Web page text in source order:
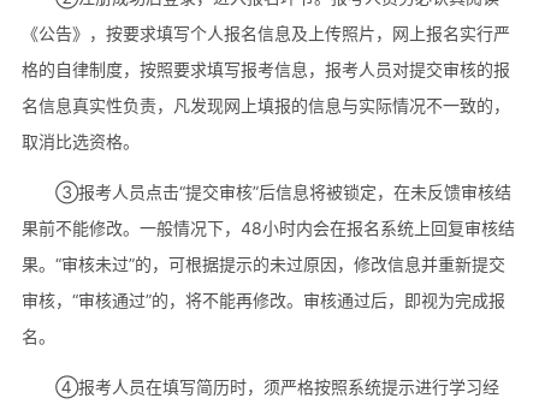
《公告》，按要求填写个人报名信息及上传照片，网上报名实行严
格的自律制度，按照要求填写报考信息，报考人员对提交审核的报
名信息真实性负责，凡发现网上填报的信息与实际情况不一致的，
取消比选资格。
③报考人员点击“提交审核”后信息将被锁定，在未反馈审核结
果前不能修改。一般情况下，48小时内会在报名系统上回复审核结
果。“审核未过”的，可根据提示的未过原因，修改信息并重新提交
审核，“审核通过”的，将不能再修改。审核通过后，即视为完成报
名。
④报考人员在填写简历时，须严格按照系统提示进行学习经